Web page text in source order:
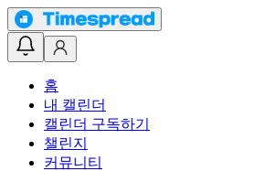
홈
내 캘린더
캘린더 구독하기
챌린지
커뮤니티